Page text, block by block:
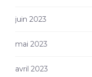
juin 2023
mai 2023
avril 2023